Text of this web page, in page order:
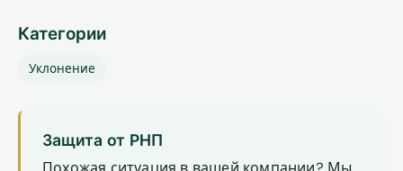
Категории
Уклонение
Защита от РНП